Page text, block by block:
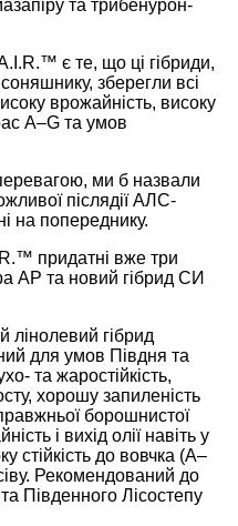
та трибенурон-
є те, що ці гібриди,
соняшнику, зберегли всі
врожайність, високу
A–G та умов
ми б назвали
післядії АЛС-
на попереднику.
придатні вже три
АР та новий гібрид СИ
лінолевий гібрид
для умов Півдня та
та жаростійкість,
хорошу запиленість
борошнистої
і вихід олії навіть у
стійкість до вовчка (A–
Рекомендований до
Південного Лісостепу